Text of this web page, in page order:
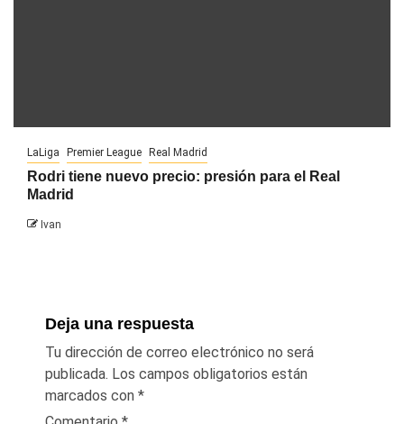
LaLiga Premier League Real Madrid
Rodri tiene nuevo precio: presión para el Real
Madrid
Ivan
Deja una respuesta
Tu dirección de correo electrónico no será
publicada. Los campos obligatorios están
marcados con *